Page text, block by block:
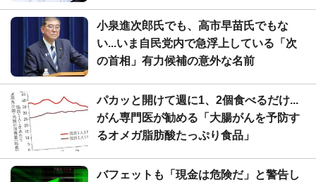
小泉進次郎氏でも、高市早苗氏でもな
い...いま自民党内で急浮上している「次
の首相」有力候補の意外な名前
パカッと開けて週に1、2個食べるだけ...
がん専門医が勧める「大腸がんを予防す
るオメガ脂肪酸たっぷり食品」
バフェットも「現金は危険だ」と警告し